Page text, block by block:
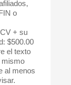
o
+ su
$500.00
el texto
mismo
al menos